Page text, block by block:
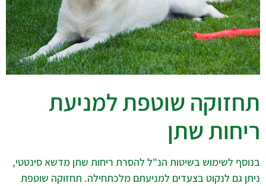
תחזוקה שוטפת למניעת
ריחות שתן
בנוסף לשימוש בשיטות הנ"ל להסרת ריחות שתן מדשא סינטטי,
ניתן גם לנקוט בצעדים למניעתם מלכתחילה. תחזוקה שוטפת